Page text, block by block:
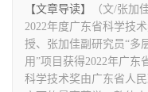
【文章导读】
（文/张加
2022年度广东省科学技
授、张加佳副研究员“多
用”项目获得2022年广东
科学技术奖由广东省人